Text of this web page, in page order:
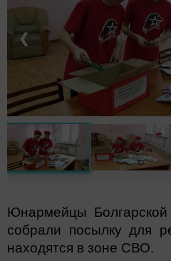
❮
Юнармейцы
собрали посылку для
находятся в зоне СВО.